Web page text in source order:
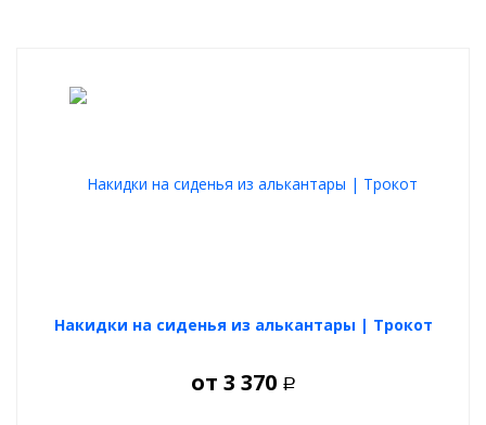
Накидки на сиденья из алькантары | Трокот
от 3 370 Р